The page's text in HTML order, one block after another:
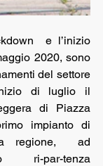
e l’inizio
2020, sono
del settore
di luglio il
di Piazza
impianto di
regione,  ad
ri-par-tenza